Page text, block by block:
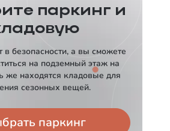
в месяц
консультацию
45 746₽
консультацию
паркинг и
безопасности, а вы сможете
на подземный этаж на
же находятся кладовые для
сезонных вещей.
паркинг